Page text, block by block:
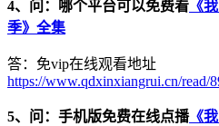
4、问：哪个平台可以免费看 《
季》全集
答：免vip在线观看地址
https://www.qdxinxiangrui.cn/read/
5、问：手机版免费在线点播《